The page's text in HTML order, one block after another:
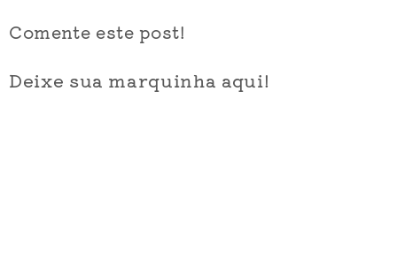
Comente este post!
Deixe sua marquinha aqui!